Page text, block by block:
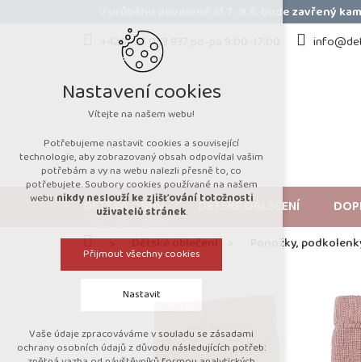
V průběhu dovolené 31.7.-9.8. bude zavřený
+420 723 053 937 po-pá 9:00-17:00
DĚTSKÁ OBUV DĚTSKÉ OBLEČENÍ
DomůDětské oblečení Ponožky,
Nastavení cookies
Vítejte na našem webu!
Potřebujeme nastavit cookies a související
technologie, aby zobrazovaný obsah odpovídal vašim
potřebám a vy na webu nalezli přesně to, co
potřebujete. Soubory cookies používané na našem
webu nikdy neslouží ke zjišťování totožnosti
uživatelů stránek.
Přijmout všechny cookies
Nastavit
Technická cookies
Vaše údaje zpracováváme v souladu se zásadami
ochrany osobních údajů z důvodu následujících potřeb: